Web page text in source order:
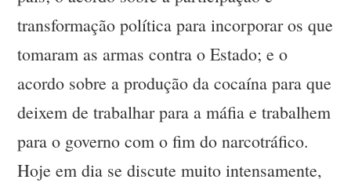
transformação política para incorporar os que
tomaram as armas contra o Estado; e o
acordo sobre a produção da cocaína para que
deixem de trabalhar para a máfia e trabalhem
para o governo com o fim do narcotráfico.
Hoje em dia se discute muito intensamente,